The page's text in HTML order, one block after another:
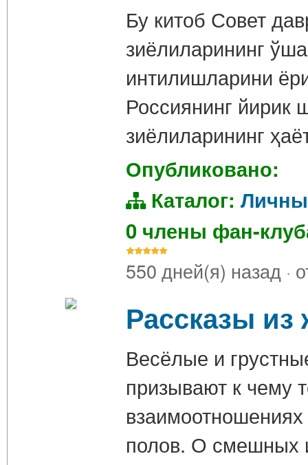
Бу китоб Совет
зиёлиларининг
интилишларини
Россиянинг йирик
зиёлиларининг
Опубликовано:
Каталог:
0 члены фан-
550 дней(я) назад ·
Рассказы из
Весёлые и
призывают к чему
полов. О смешных